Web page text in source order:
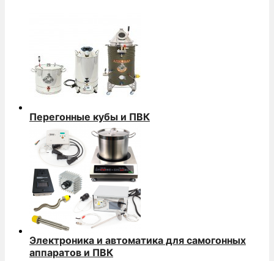
Перегонные кубы и ПВК
Электроника и автоматика для самогонных
аппаратов и ПВК